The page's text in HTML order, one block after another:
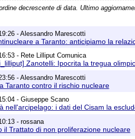
decrescente di data. Ultimo
- Alessandro Marescotti
a Taranto: anticipiamo la
- Rete Lilliput Comunica
Zanotelli: Ipocrita la tregua
- Alessandro Marescotti
Taranto contro il rischio nucleare
- Giuseppe Scano
nell'arcipelago: i dati del Cisam la
- rossana
il Trattato di non proliferazione nucleare